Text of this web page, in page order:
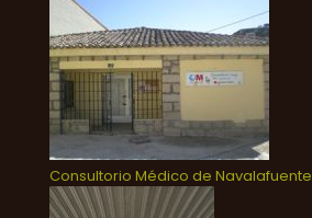
Consultorio Médico de Navalafuente